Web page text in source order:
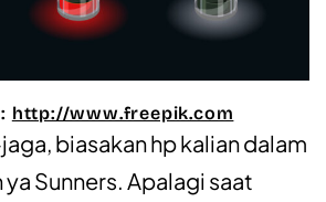
http://www.freepik.com
biasakan hp kalian dalam
Sunners. Apalagi saat